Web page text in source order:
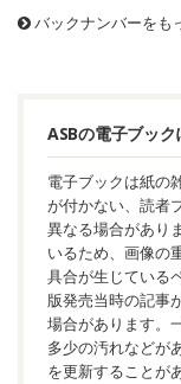
バックナンバーをも
ASBの電子ブック
電子ブックは紙の
が付かない、読者
異なる場合があり
いるため、画像の
具合が生じている
版発売当時の記事
場合があります。
多少の汚れなどが
を更新することが